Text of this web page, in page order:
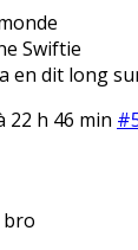
Swiftie
en dit long
22 h 46 min